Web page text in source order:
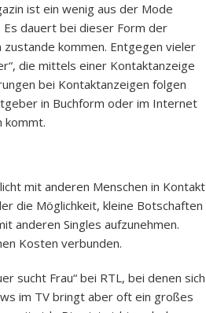
ist ein wenig aus der Mode
dauert bei dieser Form der
kommen. Entgegen vieler
die mittels einer Kontaktanzeige
bei Kontaktanzeigen folgen
in Buchform oder im Internet
kommt.
mit anderen Menschen in Kontakt
die Möglichkeit, kleine Botschaften
anderen Singles aufzunehmen.
Kosten verbunden.
sucht Frau“ bei RTL, bei denen sich
im TV bringt aber oft ein großes